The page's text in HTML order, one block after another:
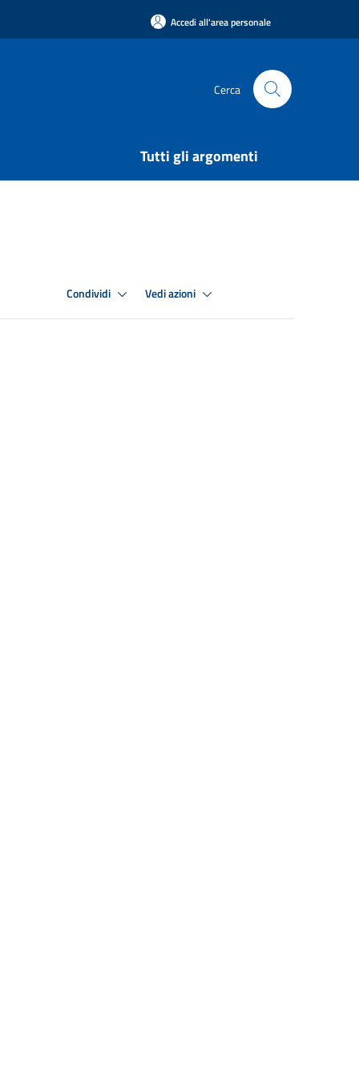
Accedi all'area personale
Cerca
Tutti gli argomenti
Condividi Vedi azioni